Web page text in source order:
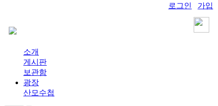
로그인 가입
소개
게시판
보관함
광장
산모수첩